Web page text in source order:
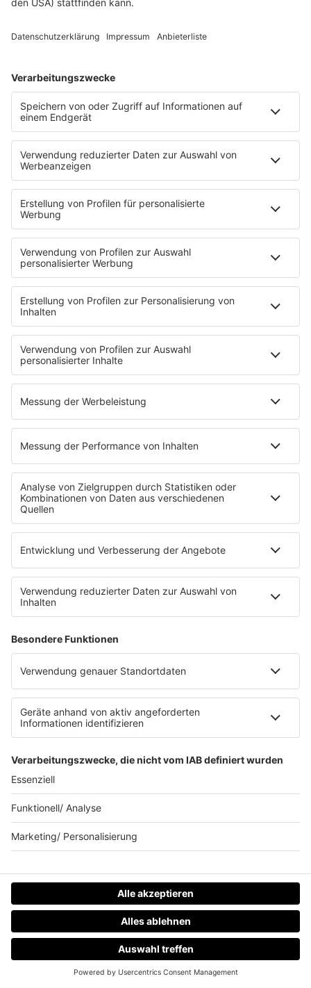
HOME RADIOS MENÜ
New Radicals: Comeback mit neuem
Mit „You Get What You Give“ stürmten die New Radicals
1999 die Charts in Europa. Fast drei Jahrzehnte später
melden sie sich endlich mit neuer Musik zurück.
mehr lesen
IMAGO / Christian Schroth
31.07.2026
Enigma-Gründer Michael Cretu verklagt
Coverband
Michael Cretu zieht gegen eine Enigma-Tribute-Band vor
Gericht. Der Produzent ist überzeugt, dass Fans die
Gruppe mit seinem Erfolgsprojekt verwechseln könnten.
mehr lesen
IMAGO / Anadolu Agency
30.07.2026
Es ist offiziell: Rave The Planet findet
statt
Planet für kurze Zeit auf der Kippe. Jetzt ist klar: Die
Technoparade findet statt. Der Zug der Liebe wurde
dagegen abgesagt.